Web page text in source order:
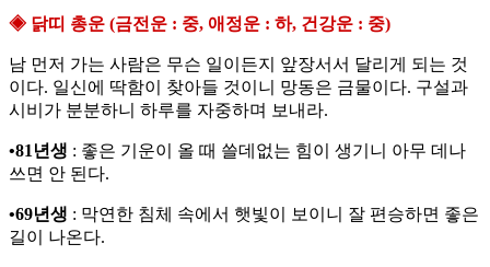
◈ 닭띠 총운 (금전운 : 중, 애정운 : 하, 건강운 : 중)
남 먼저 가는 사람은 무슨 일이든지 앞장서서 달리게 되는 것
이다. 일신에 딱함이 찾아들 것이니 망동은 금물이다. 구설과
시비가 분분하니 하루를 자중하며 보내라.
•81년생 : 좋은 기운이 올 때 쓸데없는 힘이 생기니 아무 데나
쓰면 안 된다.
•69년생 : 막연한 침체 속에서 햇빛이 보이니 잘 편승하면 좋은
길이 나온다.